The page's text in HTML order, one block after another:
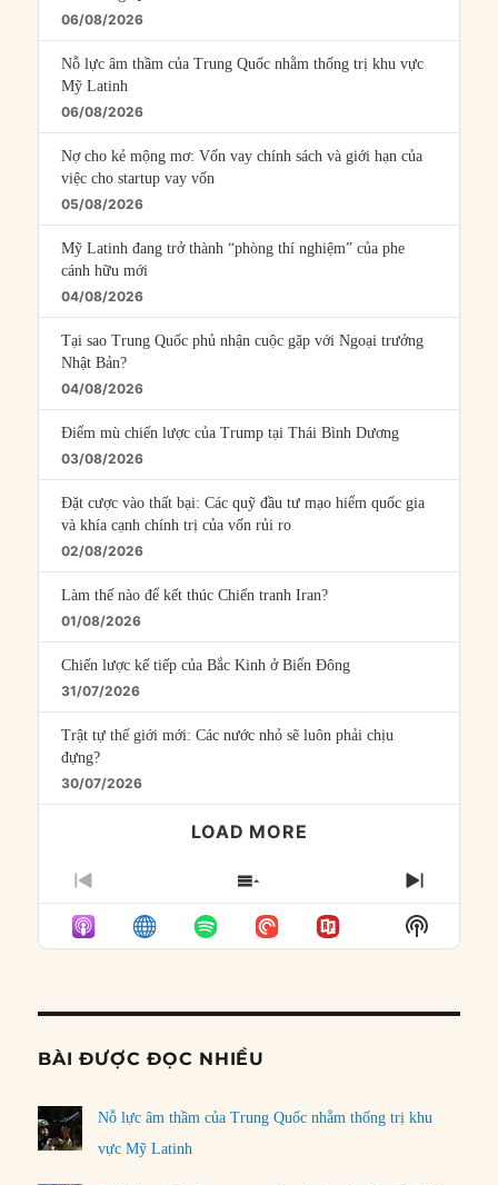
06/08/2026
Nỗ lực âm thầm của Trung Quốc nhằm thống trị khu vực
Mỹ Latinh
06/08/2026
Nợ cho kẻ mộng mơ: Vốn vay chính sách và giới hạn của
việc cho startup vay vốn
05/08/2026
Mỹ Latinh đang trở thành “phòng thí nghiệm” của phe
cánh hữu mới
04/08/2026
Tại sao Trung Quốc phủ nhận cuộc gặp với Ngoại trưởng
Nhật Bản?
04/08/2026
Điểm mù chiến lược của Trump tại Thái Bình Dương
03/08/2026
Đặt cược vào thất bại: Các quỹ đầu tư mạo hiểm quốc gia
và khía cạnh chính trị của vốn rủi ro
02/08/2026
Làm thế nào để kết thúc Chiến tranh Iran?
01/08/2026
Chiến lược kế tiếp của Bắc Kinh ở Biển Đông
31/07/2026
Trật tự thế giới mới: Các nước nhỏ sẽ luôn phải chịu
đựng?
30/07/2026
LOAD MORE
PREVIOUS
EPISODE
SHOW
EPISODES
LIST
NEXT
Show
Podcast
BÀI ĐƯỢC ĐỌC NHIỀU
Nỗ lực âm thầm của Trung Quốc nhằm thống trị khu
vực Mỹ Latinh